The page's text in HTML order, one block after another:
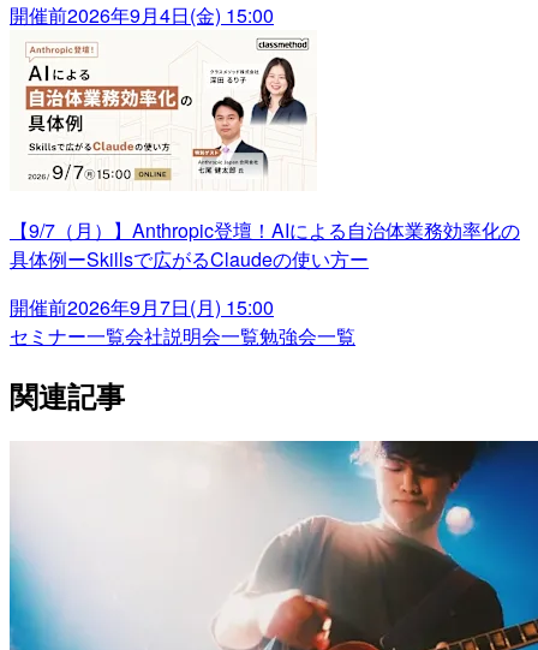
開催前2026年9月4日(金) 15:00
【9/7（月）】Anthropic登壇！AIによる自治体業務効率化の
具体例ーSkillsで広がるClaudeの使い方ー
開催前2026年9月7日(月) 15:00
セミナー一覧会社説明会一覧勉強会一覧
関連記事